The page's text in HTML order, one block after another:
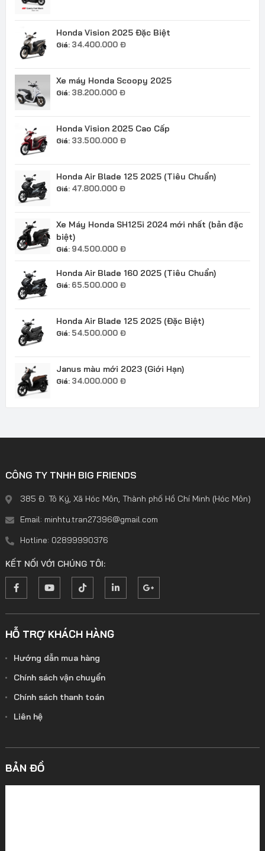
Honda Vision 2025 Đặc Biệt
Giá: 34.400.000 Đ
Xe máy Honda Scoopy 2025
Giá: 38.200.000 Đ
Honda Vision 2025 Cao Cấp
Giá: 33.500.000 Đ
Honda Air Blade 125 2025 (Tiêu Chuẩn)
Giá: 47.800.000 Đ
Xe Máy Honda SH125i 2024 mới nhất (bản đặc
biệt)
Giá: 94.500.000 Đ
Honda Air Blade 160 2025 (Tiêu Chuẩn)
Giá: 65.500.000 Đ
Honda Air Blade 125 2025 (Đặc Biệt)
Giá: 54.500.000 Đ
Janus màu mới 2023 (Giới Hạn)
Giá: 34.000.000 Đ
CÔNG TY TNHH BIG FRIENDS
385 Đ. Tô Ký, Xã Hóc Môn, Thành phố Hồ Chí Minh (Hóc Môn)
Email: minhtu.tran27396@gmail.com
Hotline: 02899990376
KẾT NỐI VỚI CHÚNG TÔI:
HỖ TRỢ KHÁCH HÀNG
Hướng dẫn mua hàng
Chính sách vận chuyển
Chính sách thanh toán
Liên hệ
BẢN ĐỒ